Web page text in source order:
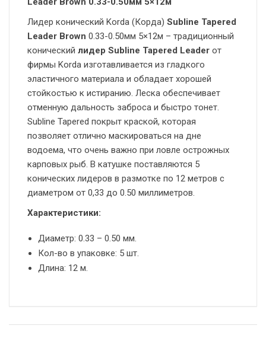
Лидер конический Korda (Корда) Subline Tapered
Leader Brown 0.33-0.50мм 5×12м – традиционный
конический лидер Subline Tapered Leader от
фирмы Korda изготавливается из гладкого
эластичного материала и обладает хорошей
стойкостью к истиранию. Леска обеспечивает
отменную дальность заброса и быстро тонет.
Subline Tapered покрыт краской, которая
позволяет отлично маскироваться на дне
водоема, что очень важно при ловле острожных
карповых рыб. В катушке поставляются 5
конических лидеров в размотке по 12 метров с
диаметром от 0,33 до 0.50 миллиметров.
Характеристики:
Диаметр: 0.33 – 0.50 мм.
Кол-во в упаковке: 5 шт.
Длина: 12 м.